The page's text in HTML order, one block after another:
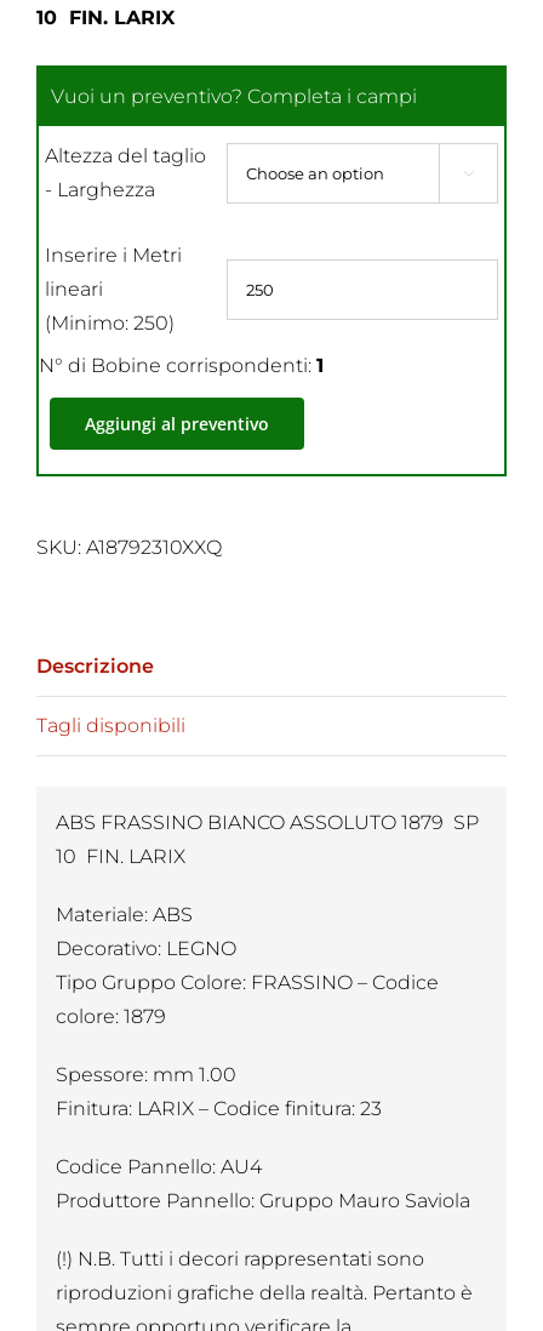
10 FIN. LARIX
Altezza del taglio
- Larghezza

Inserire i Metri
lineari
(Minimo: 250)
N° di Bobine corrispondenti: 1
Aggiungi al preventivo
SKU: A18792310XXQ
Descrizione
Tagli disponibili
ABS FRASSINO BIANCO ASSOLUTO 1879 SP
10 FIN. LARIX
Materiale: ABS
Decorativo: LEGNO
Tipo Gruppo Colore: FRASSINO – Codice
colore: 1879
Spessore: mm 1.00
Finitura: LARIX – Codice finitura: 23
Codice Pannello: AU4
Produttore Pannello: Gruppo Mauro Saviola
(!) N.B. Tutti i decori rappresentati sono
riproduzioni grafiche della realtà. Pertanto è